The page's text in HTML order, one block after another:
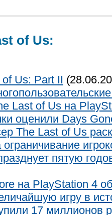
of Us:
Us: Part II
Last of Us на
оценили Days
The Last of Us
пятую
на PlayStation 4
игру в
17 миллионов